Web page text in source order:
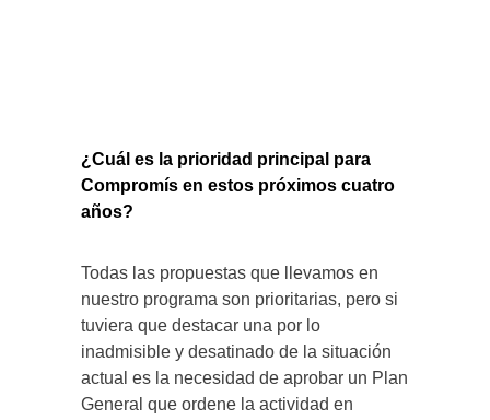
¿Cuál es la prioridad principal para
Compromís en estos próximos cuatro
años?
Todas las propuestas que llevamos en
nuestro programa son prioritarias, pero si
tuviera que destacar una por lo
inadmisible y desatinado de la situación
actual es la necesidad de aprobar un Plan
General que ordene la actividad en